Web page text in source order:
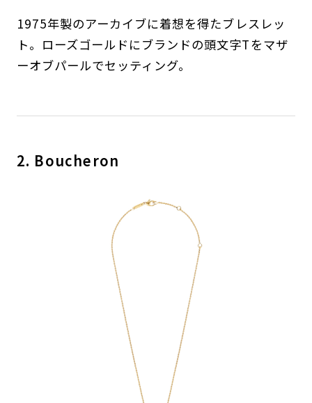
1975年製のアーカイブに着想を得たブレスレッ
ト。ローズゴールドにブランドの頭文字Tをマザ
ーオブパールでセッティング。
2. Boucheron